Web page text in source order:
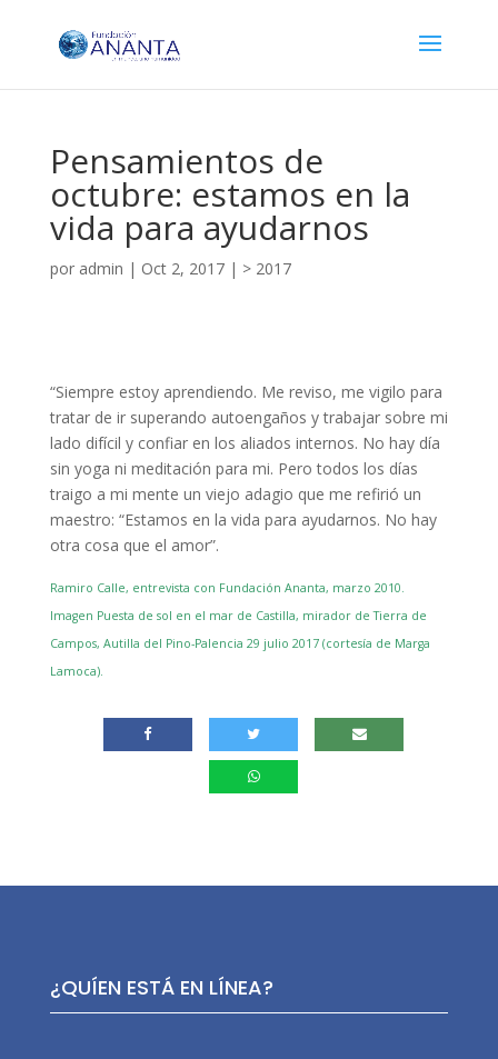
Pensamientos de
octubre: estamos en la
vida para ayudarnos
por admin | Oct 2, 2017| > 2017
“Siempre estoy aprendiendo. Me reviso, me vigilo para
tratar de ir superando autoengaños y trabajar sobre mi
lado difícil y confiar en los aliados internos. No hay día
sin yoga ni meditación para mi. Pero todos los días
traigo a mi mente un viejo adagio que me refirió un
maestro: “Estamos en la vida para ayudarnos. No hay
otra cosa que el amor”.
Ramiro Calle, entrevista con Fundación Ananta, marzo 2010.
Imagen Puesta de sol en el mar de Castilla, mirador de Tierra de
Campos, Autilla del Pino-Palencia 29 julio 2017 (cortesía de Marga
Lamoca).
¿QUÍEN ESTÁ EN LÍNEA?